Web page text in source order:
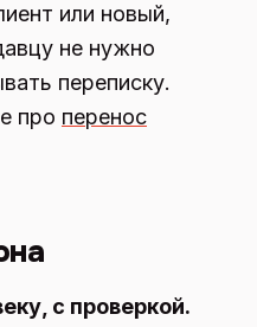
или новый,
не нужно
переписку.
про перенос
с проверкой.